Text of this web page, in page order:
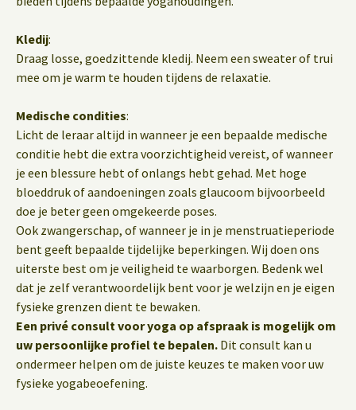
Kledij:
Draag losse, goedzittende kledij. Neem een sweater of trui
mee om je warm te houden tijdens de relaxatie.
Medische condities:
Licht de leraar altijd in wanneer je een bepaalde medische
conditie hebt die extra voorzichtigheid vereist, of wanneer
je een blessure hebt of onlangs hebt gehad. Met hoge
bloeddruk of aandoeningen zoals glaucoom bijvoorbeeld
doe je beter geen omgekeerde poses.
Ook zwangerschap, of wanneer je in je menstruatieperiode
bent geeft bepaalde tijdelijke beperkingen. Wij doen ons
uiterste best om je veiligheid te waarborgen. Bedenk wel
dat je zelf verantwoordelijk bent voor je welzijn en je eigen
fysieke grenzen dient te bewaken.
Een privé consult voor yoga op afspraak is mogelijk om
uw persoonlijke profiel te bepalen. Dit consult kan u
ondermeer helpen om de juiste keuzes te maken voor uw
fysieke yogabeoefening.